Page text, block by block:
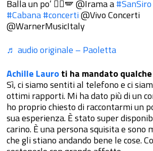
Balla un po’ ❤️‍🔥🪽 @Irama a#SanSiro
#Cabana#concerti@Vivo Concerti
@WarnerMusicItaly
♬ audio originale – Paoletta
Achille Lauroti ha mandato
Sì, ci siamo sentiti al telefono e ci
ottimi rapporti. Mi ha dato più di un
ho proprio chiesto di raccontarmi un
sua esperienza. È stato super
carino. È una persona squisita e sono
che gli stiano andando bene le cose.